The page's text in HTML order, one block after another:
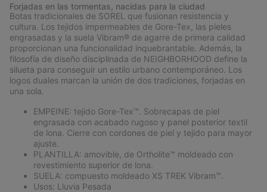
Forjadas en las tormentas, nacidas para la ciudad
Botas tradicionales de SOREL que fusionan resistencia y
cultura. Los tejidos impermeables de Gore-Tex, las pieles
engrasadas y la suela Vibram® de agarre de primera calidad
proporcionan una funcionalidad inquebrantable. Además, la
filosofía de diseño disciplinada de NEIGHBORHOOD define la
silueta para conseguir un estilo urbano contemporáneo. Los
logos duales marcan la unión de dos tradiciones, forjadas en
una sola.
EMPEINE: tejido Gore-Tex™. Sobrecapas de piel
engrasada con acabado rugoso y panel posterior textil
de lona. Cierre con cordones de piel y tejido para mayor
ajuste.
PLANTILLA: amovible, de Ortholite™ moldeado con
revestimiento superior de lona.
SUELA: compuesto moldeado XS TREK Vibram™.
Usos: Lluvia Pesada